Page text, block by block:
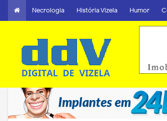
Necrologia História Vizela Humor